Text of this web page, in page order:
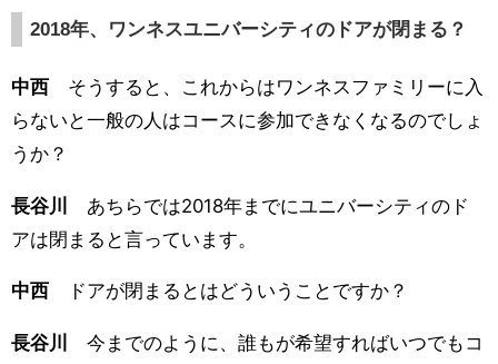
2018年、ワンネスユニバーシティのドアが閉まる？
中西 そうすると、これからはワンネスファミリーに入
らないと一般の人はコースに参加できなくなるのでしょ
うか？
長谷川
あちらでは2018年までにユニバーシティのド
アは閉まると言っています。
中西 ドアが閉まるとはどういうことですか？
長谷川
今までのように、誰もが希望すればいつでもコ